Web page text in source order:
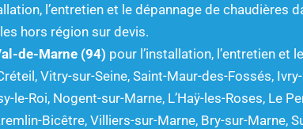
l’entretien et le dépannage de chaudières
hors région sur devis.
de-Marne (94) pour l’installation, l’entretien et
Vitry-sur-Seine, Saint-Maur-des-Fossés,
Roi, Nogent-sur-Marne, L’Haÿ-les-Roses, Le
Bicêtre, Villiers-sur-Marne, Bry-sur-Marne,